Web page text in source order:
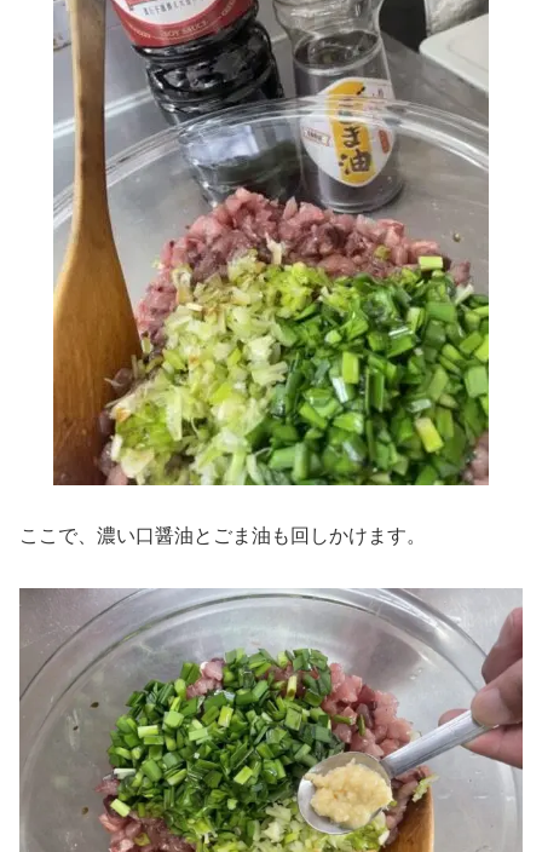
ここで、濃い口醤油とごま油も回しかけます。